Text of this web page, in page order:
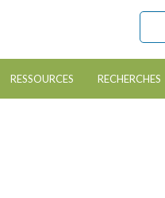
RESSOURCES RECHERCHES